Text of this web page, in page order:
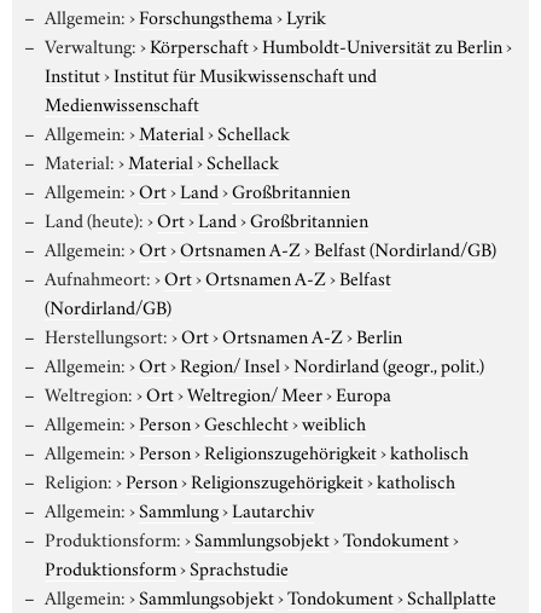
Allgemein:›Forschungsthema›Lyrik
Verwaltung:›Körperschaft›Humboldt-Universität zu Berlin›
Institut›Institut für Musikwissenschaft und
Medienwissenschaft
Allgemein:›Material›Schellack
Material:›Material›Schellack
Allgemein:›Ort›Land›Großbritannien
Land (heute):›Ort›Land›Großbritannien
Allgemein:›Ort›Ortsnamen A-Z›Belfast (Nordirland/GB)
Aufnahmeort:›Ort›Ortsnamen A-Z›Belfast
(Nordirland/GB)
Herstellungsort:›Ort›Ortsnamen A-Z›Berlin
Allgemein:›Ort›Region/ Insel›Nordirland (geogr., polit.)
Weltregion:›Ort›Weltregion/ Meer›Europa
Allgemein:›Person›Geschlecht›weiblich
Allgemein:›Person›Religionszugehörigkeit›katholisch
Religion:›Person›Religionszugehörigkeit›katholisch
Allgemein:›Sammlung›Lautarchiv
Produktionsform:›Sammlungsobjekt›Tondokument›
Produktionsform›Sprachstudie
Allgemein:›Sammlungsobjekt›Tondokument›Schallplatte